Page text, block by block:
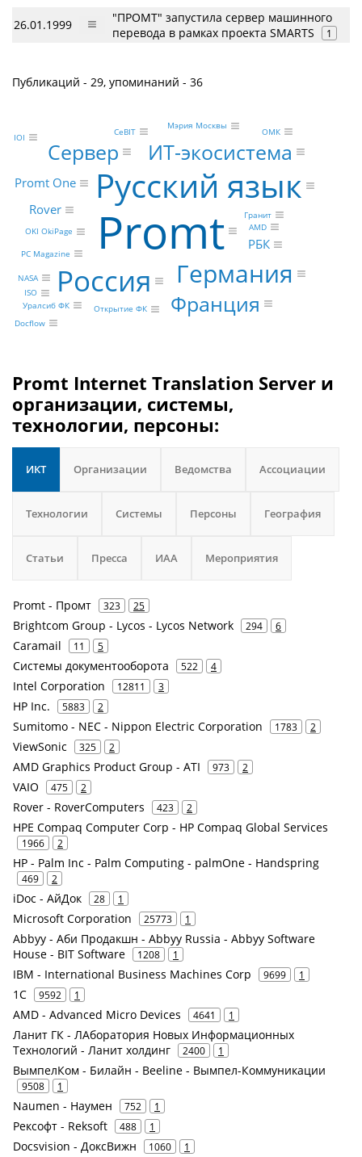
26.01.1999
"ПРОМТ" запустила сервер машинного
перевода в рамках проекта SMARTS
1
Публикаций - 29, упоминаний - 36
Promt
Русский язык
Россия Германия
ИТ-экосистема
Сервер
Франция
Promt One
Rover
РБК
AMD
OKI OkiPage
PC Magazine
Уралсиб ФК Открытие ФК
ОМК
Гранит
NASA
Мэрия Москвы
ISO
IOI
CeBIT
Docflow
Promt Internet Translation Server и
организации, системы,
технологии, персоны:
ИКТ Организации Ведомства Ассоциации
Технологии Системы Персоны География
Статьи Пресса ИАА Мероприятия
Promt - Промт 323 25
Brightcom Group - Lycos - Lycos Network 294 6
Caramail 11 5
Системы документооборота 522 4
Intel Corporation 12811 3
HP Inc. 5883 2
Sumitomo - NEC - Nippon Electric Corporation 1783 2
ViewSonic 325 2
AMD Graphics Product Group - ATI 973 2
VAIO 475 2
Rover - RoverComputers 423 2
HPE Compaq Computer Corp - HP Compaq Global Services
1966 2
HP - Palm Inc - Palm Computing - palmOne - Handspring
469 2
iDoc - АйДок 28 1
Microsoft Corporation 25773 1
Abbyy - Аби Продакшн - Abbyy Russia - Abbyy Software
House - BIT Software
1208 1
IBM - International Business Machines Corp 9699 1
1С 9592 1
AMD - Advanced Micro Devices 4641 1
Ланит ГК - ЛАборатория Новых Информационных
Технологий - Ланит холдинг
2400 1
ВымпелКом - Билайн - Beeline - Вымпел-Коммуникации
9508 1
Naumen - Наумен 752 1
Рексофт - Reksoft 488 1
Docsvision - ДоксВижн 1060 1